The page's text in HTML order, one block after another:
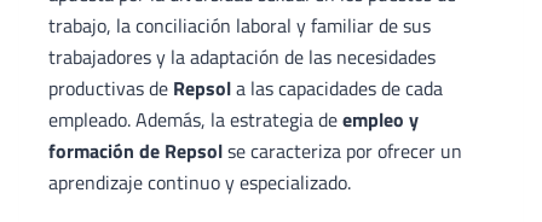
trabajo, la conciliación laboral y familiar de sus
trabajadores y la adaptación de las necesidades
productivas de Repsola las capacidades de cada
empleado. Además, la estrategia deempleo y
formación de Repsolse caracteriza por ofrecer un
aprendizaje continuo y especializado.